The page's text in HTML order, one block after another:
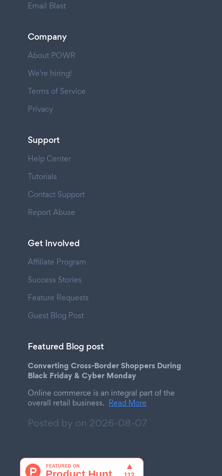
Email Blast
Company
About POWR
We're hiring!
Terms of Service
Privacy
Support
Help Center
Tutorials
Contact Support
Report Abuse
Get Involved
Affiliate Program
Success Stories
Feature Requests
Guest Blog Post
Featured Blog post
Converting Cross-Border Shoppers During
Black Friday & Cyber Monday
Online commerce is an integral part of the
overall retail business. Read More
Posted by on 2026-08-07